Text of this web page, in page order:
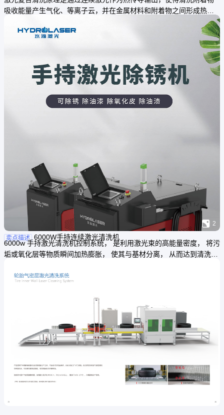
吸收能量产生气化、等离子云，并在金属材料和附着物之间形成热膨
时，产生的振动冲击波会使结合力不强的附着物直接脱离金属表面，
 2
卖点描述 6000W手持连续激光清洗机
6000w 手持激光清洗机控制系统， 是利用激光束的高能量密度， 将污
垢或氧化层等物质瞬间加热膨胀， 使其与基材分离， 从而达到清洗的
显著的优势。 非接触性清洗： 连续激光清洗是